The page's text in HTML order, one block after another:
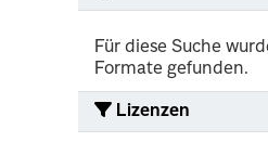
Für diese Suche
Formate gefunden.
Lizenzen